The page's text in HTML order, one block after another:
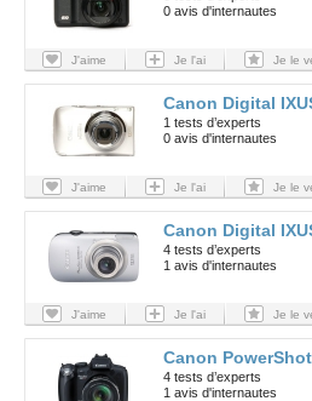
0 avis d'internautes
J'aime Je l'ai Je le
Canon Digital
1 tests d’experts
0 avis d'internautes
J'aime Je l'ai Je le
Canon Digital
4 tests d’experts
1 avis d'internautes
J'aime Je l'ai Je le
Canon
4 tests d’experts
1 avis d'internautes